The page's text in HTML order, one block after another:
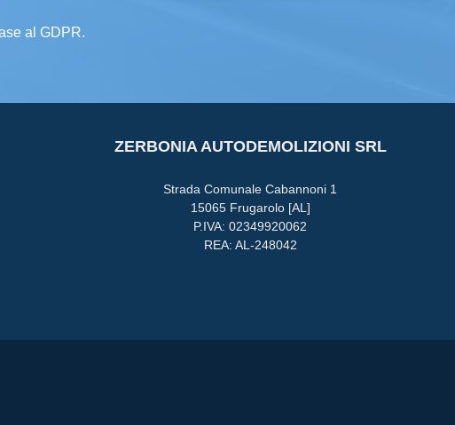
al GDPR.
ZERBONIA AUTODEMOLIZIONI SRL
Strada Comunale Cabannoni 1
15065 Frugarolo [AL]
P.IVA: 02349920062
REA: AL-248042